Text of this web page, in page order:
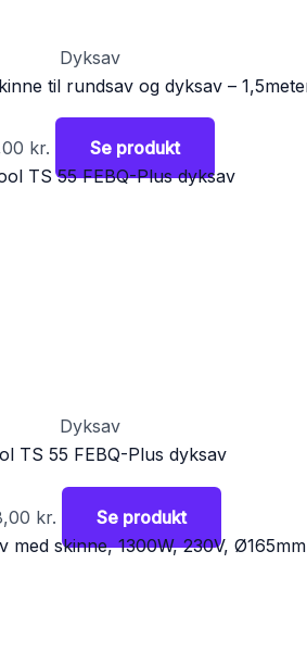
Dyksav
til rundsav og dyksav –
kr. Se produkt
Dyksav
TS 55 FEBQ-Plus dyksav
kr. Se produkt